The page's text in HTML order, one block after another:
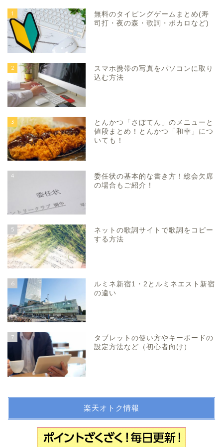
1
無料のタイピングゲームまとめ(寿
司打・夜の森・歌詞・ボカロなど)
2
スマホ携帯の写真をパソコンに取り
込む方法
3
とんかつ「さぼてん」のメニューと
値段まとめ！とんかつ「和幸」につ
いても！
4
委任状の基本的な書き方！総会欠席
の場合もご紹介！
5
ネットの歌詞サイトで歌詞をコピー
する方法
6
ルミネ新宿1・2とルミネエスト新宿
の違い
7
タブレットの使い方やキーボードの
設定方法など（初心者向け）
楽天オトク情報